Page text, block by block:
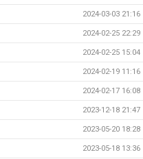
2024-03-03 21:16
2024-02-25 22:29
2024-02-25 15:04
2024-02-19 11:16
2024-02-17 16:08
2023-12-18 21:47
2023-05-20 18:28
2023-05-18 13:36